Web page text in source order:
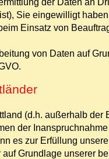
Sie eingewilligt
Einsatz von
von Daten auf
(d.h. außerhalb
der
es zur Erfüllung
Grundlage unserer